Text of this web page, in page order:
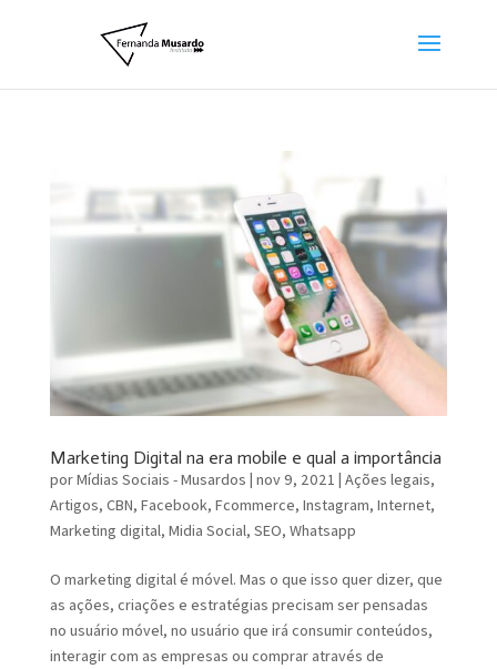
Marketing Digital na era mobile e qual a importância
porMídias Sociais - Musardos | nov 9, 2021 | Ações legais,
Artigos, CBN, Facebook, Fcommerce, Instagram, Internet,
Marketing digital, Midia Social, SEO, Whatsapp
O marketing digital é móvel. Mas o que isso quer dizer, que
as ações, criações e estratégias precisam ser pensadas
no usuário móvel, no usuário que irá consumir conteúdos,
interagir com as empresas ou comprar através de